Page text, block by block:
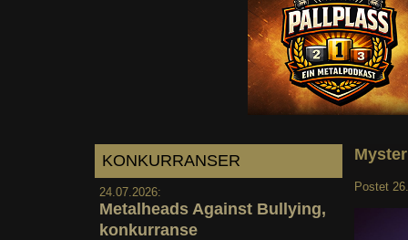
KONKURRANSER
24.07.2026:
Metalheads Against Bullying,
konkurranse
Postet